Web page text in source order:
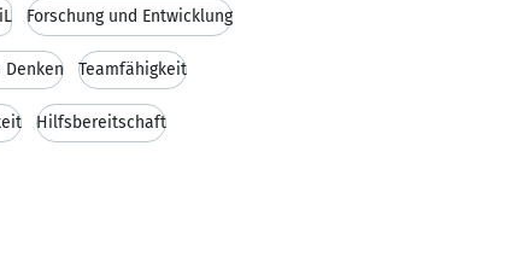
Forschung und Entwicklung
Teamfähigkeit
Hilfsbereitschaft